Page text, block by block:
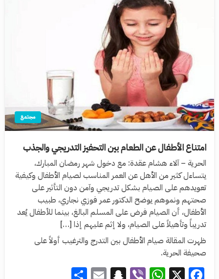
مجتمع
امتناع الأطفال عن الطعام بين التحفيز التدريجي والجذب
الحرية – آلاء هشام عقدة: مع دخول شهر رمضان المبارك،
يتساءل كثير من الأهل عن العمر المناسب لصيام الأطفال وكيفية
تعويدهم على الصيام بشكل تدريجي وآمن دون التأثير على
صحتهم ونموهم يوضح الدكتور عمر فوزي نجاري، طبيب
الأطفال، أن الصيام فرض على المسلم البالغ، بينما للأطفال يُعد
تدريباً وتأهيلاً على الصيام، ولا إثم عليهم إذا […]
ظهرت المقالة صيام الأطفال بين التدرج والترغيب أولاً على
صحيفة الحرية.